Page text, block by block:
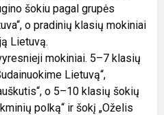
šokiu pagal grupės
o pradinių klasių mokiniai
Lietuvą.
mokiniai. 5–7 klasių
Lietuvą“,
o 5–10 klasių šokių
polką“ ir šokį „Oželis